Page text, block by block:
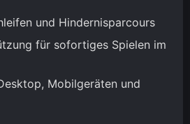
und Hindernisparcours
für sofortiges Spielen im
Mobilgeräten und